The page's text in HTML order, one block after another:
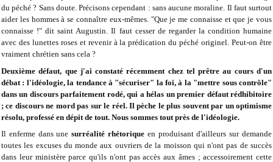
du péché ? Sans doute. Précisons cependant : sans aucune moraline. Il faut surtout
aider les hommes à se connaître eux-mêmes. "Que je me connaisse et que je vous
connaisse !" dit saint Augustin. Il faut cesser de regarder la condition humaine
avec des lunettes roses et revenir à la prédication du péché originel. Peut-on être
vraiment chrétien sans cela ?
Deuxième défaut, que j'ai constaté récemment chez tel prêtre au cours d'un
débat : l'idéologie, la tendance à "sécuriser" la foi, à la "mettre sous contrôle"
dans un discours parfaitement rodé, qui a hélas un premier défaut rédhibitoire
; ce discours ne mord pas sur le réel. Il pèche le plus souvent par un optimisme
résolu, professé en dépit de tout. Nous sommes tout près de l'idéologie.
Il enferme dans unesurréalité rhétorique en produisant d'ailleurs sur demande
toutes les excuses du monde aux ouvriers de la moisson qui n'ont pas de succès
dans leur ministère parce qu'ils n'ont pas accès aux âmes ; accessoirement cette